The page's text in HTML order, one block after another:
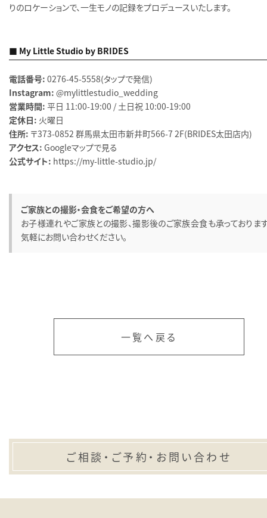
りのロケーションで、一生モノの記録をプロデュースいたします。
■ My Little Studio by BRIDES
電話番号: 0276-45-5558（タップで発信）
Instagram: @mylittlestudio_wedding
営業時間: 平日 11:00-19:00 / 土日祝 10:00-19:00
定休日: 火曜日
住所: 〒373-0852 群馬県太田市新井町566-7 2F（BRIDES太田店内）
アクセス: Googleマップで見る
公式サイト: https://my-little-studio.jp/
ご家族との撮影・会食をご希望の方へ
お子様連れやご家族との撮影、撮影後のご家族会食も承っております
気軽にお問い合わせください。
一覧へ戻る
ご相談・ご予約・お問い合わせ